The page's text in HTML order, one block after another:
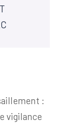
:
vigilance